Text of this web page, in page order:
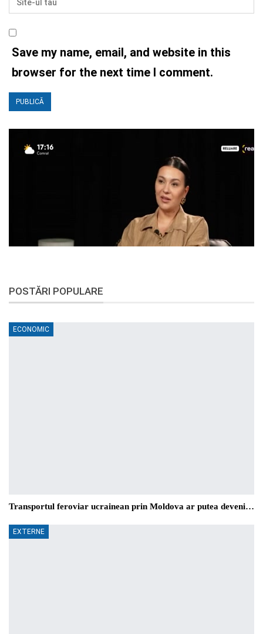
Save my name, email, and website in this
browser for the next time I comment.
POSTĂRI POPULARE
ECONOMIC
Transportul feroviar ucrainean prin Moldova ar putea deveni…
EXTERNE